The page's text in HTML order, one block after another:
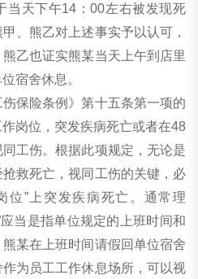
当天下午14：00左右被发现死
、熊乙对上述事实予以认可，
乙也证实熊某当天上午到店里
宿舍休息。
险条例》第十五条第一项的
岗位，突发疾病死亡或者在48
工伤。根据此项规定，无论是
救死亡，视同工伤的关键，必
位”上突发疾病死亡。通常理
当是指单位规定的上班时间和
熊某在上班时间请假回单位宿舍
为员工工作休息场所，可以视